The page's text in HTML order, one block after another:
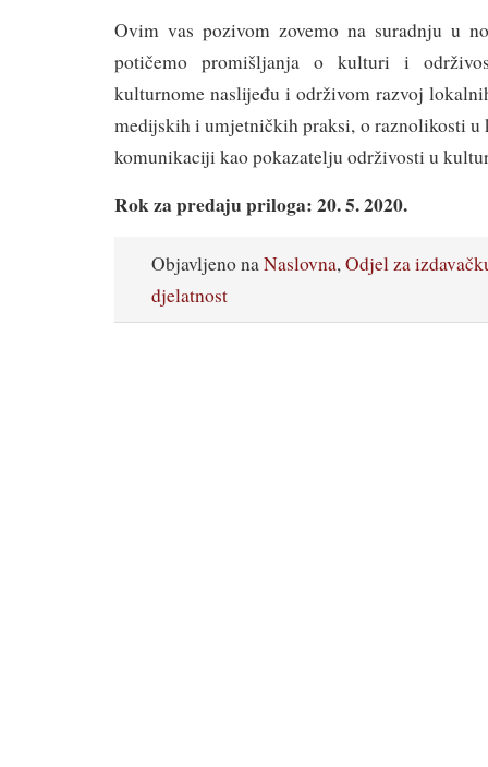
Ovim vas pozivom zovemo na suradnju u
potičemo promišljanja o kulturi i
kulturnome naslijeđu i održivom razvoj
medijskih i umjetničkih praksi, o raznolikosti
komunikaciji kao pokazatelju održivosti u
Rok za predaju priloga: 20. 5. 2020.
Objavljeno naNaslovna,Odjel za
djelatnost